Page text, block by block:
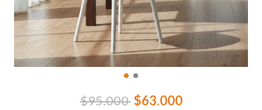
$95.000 $63.000